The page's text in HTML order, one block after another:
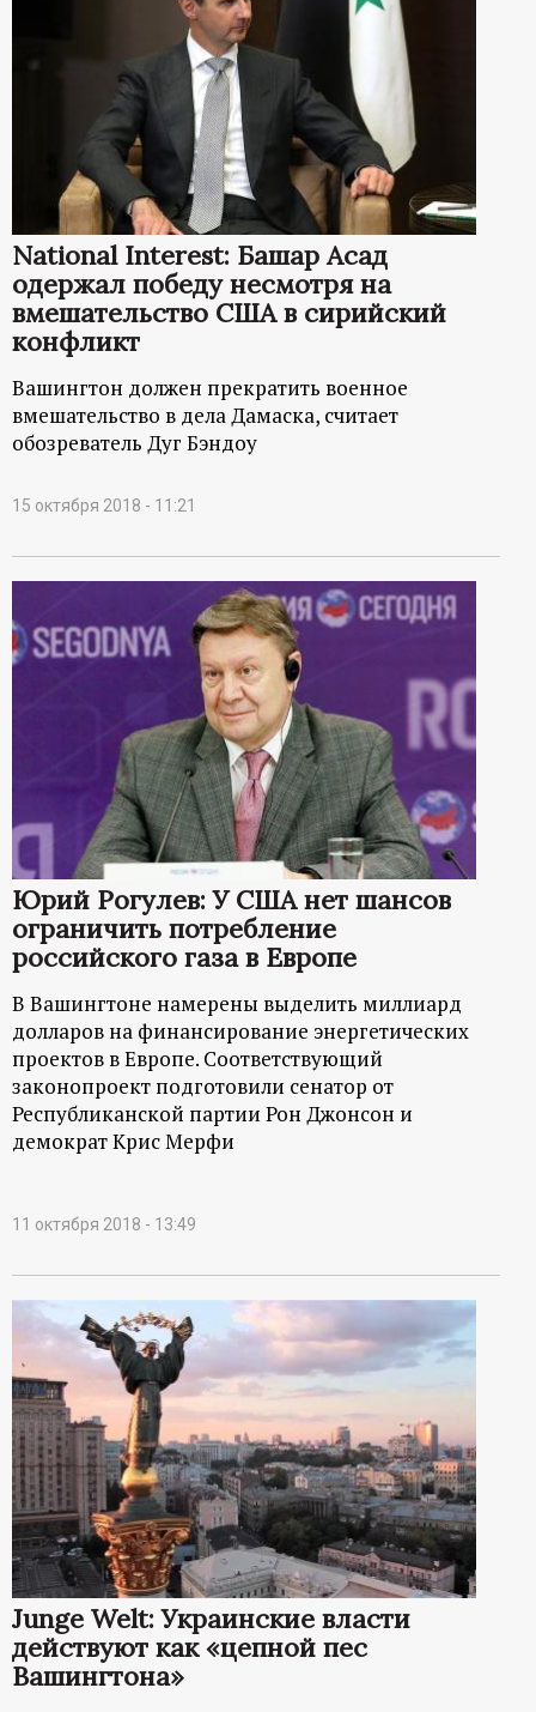
а
л
National Interest: Башар Асад
одержал победу несмотря на
вмешательство США в сирийский
конфликт
Вашингтон должен прекратить военное
вмешательство в дела Дамаска, считает
обозреватель Дуг Бэндоу
15 октября 2018 - 11:21
Юрий Рогулев: У США нет шансов
ограничить потребление
российского газа в Европе
В Вашингтоне намерены выделить миллиард
долларов на финансирование энергетических
проектов в Европе. Соответствующий
законопроект подготовили сенатор от
Республиканской партии Рон Джонсон и
демократ Крис Мерфи
11 октября 2018 - 13:49
Junge Welt: Украинские власти
действуют как «цепной пес
Вашингтона»